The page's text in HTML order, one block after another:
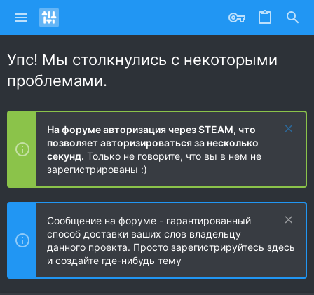
Упс! Мы столкнулись с некоторыми
проблемами.
На форуме авторизация через STEAM, что
позволяет авторизироваться за несколько
секунд. Только не говорите, что вы в нем не
зарегистрированы :)
Сообщение на форуме - гарантированный
способ доставки ваших слов владельцу
данного проекта. Просто зарегистрируйтесь здесь
и создайте где-нибудь тему